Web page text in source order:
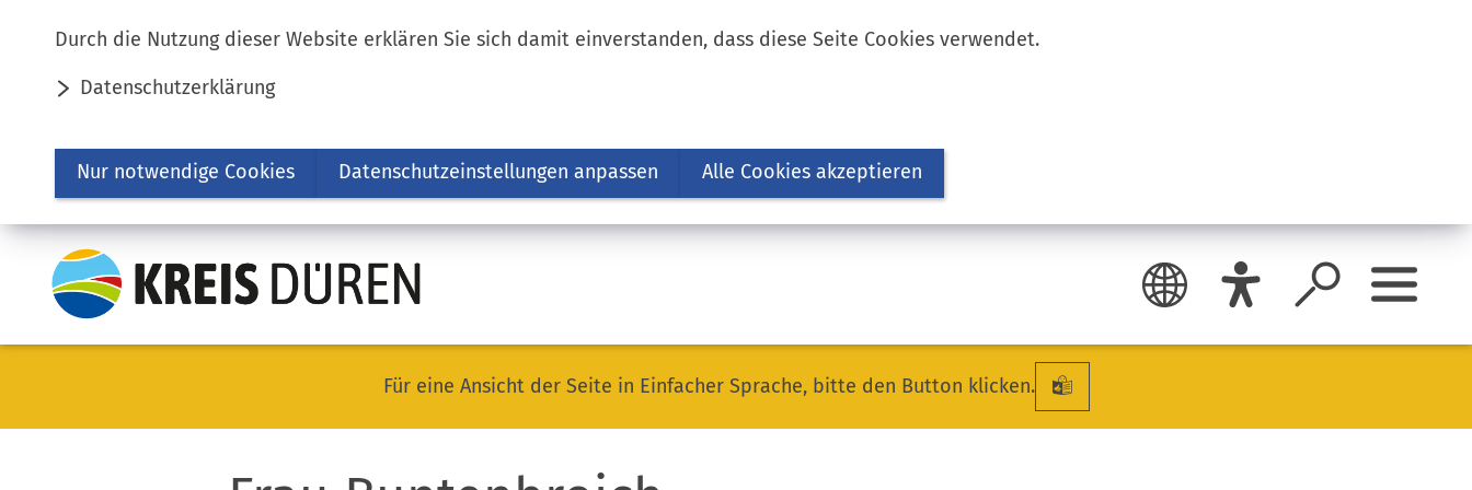
Durch die Nutzung dieser Website erklären Sie sich damit einverstanden, dass diese Seite Cookies verwendet.
Datenschutzerklärung
Nur notwendige Cookies Datenschutzeinstellungen anpassen Alle Cookies akzeptieren
Inhalt anspringen
Für eine Ansicht der Seite in Einfacher Sprache, bitte den Button klicken.